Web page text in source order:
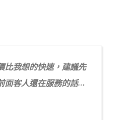
比我想的快速，建議先
面客人還在服務的話...